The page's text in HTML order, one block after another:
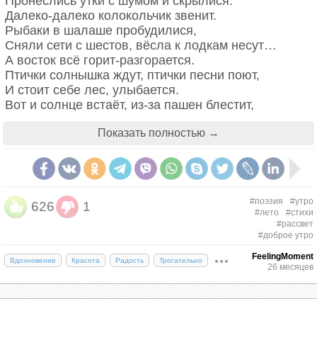
Далеко-далеко колокольчик звенит.
Рыбаки в шалаше пробудилися,
Сняли сети с шестов, вёсла к лодкам несут…
А восток всё горит-разгорается.
Птички солнышка ждут, птички песни поют,
И стоит себе лес, улыбается.
Вот и солнце встаёт, из-за пашен блестит,
На поля, на луга, на макушки ракит
Едет пахарь с сохой, едет — песню поёт;
По плечу молодцу всё тяжёлое…
Не боли ты, душа! отдохни от забот!
Здравствуй, солнце да утро весёлое!
Показать полностью →
626 1 #поэзия
#утро
#лето
#стихи
#рассвет
#доброе утро
Вдохновение Красота Радость Трогательно
FeelingMoment
26 месяцев